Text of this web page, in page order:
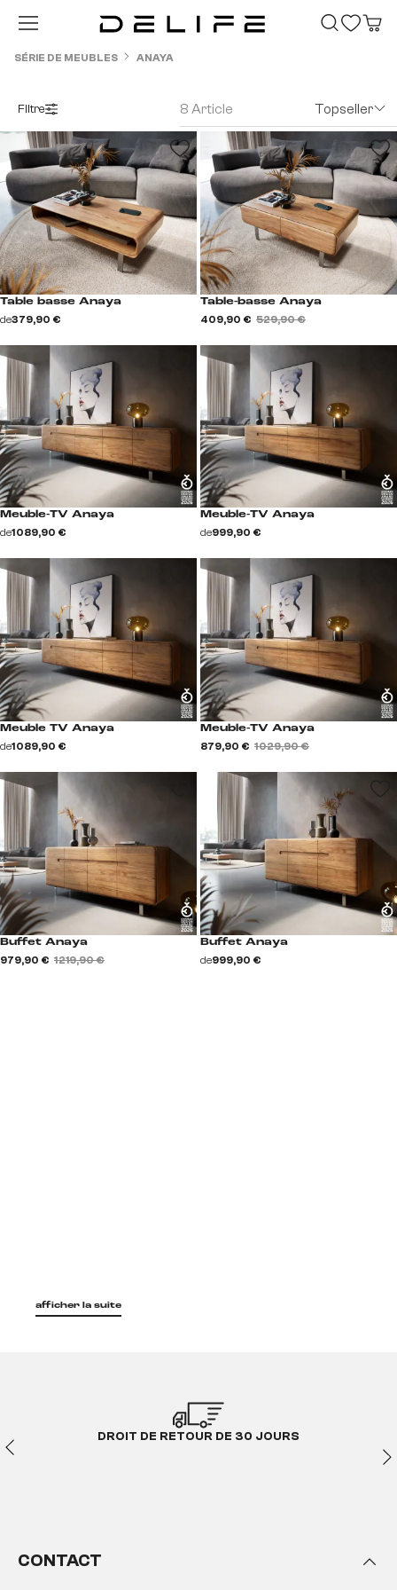
Passer au contenu principal
SÉRIE DE MEUBLES ANAYA
Filtre 8 Article Topseller
Table basse Anaya
de379,90 €
Table-basse Anaya
409,90 € 529,90 €
Meuble-TV Anaya
de1 089,90 €
Meuble-TV Anaya
de999,90 €
Meuble TV Anaya
de1 089,90 €
Meuble-TV Anaya
879,90 € 1 029,90 €
Buffet Anaya
979,90 € 1 219,90 €
Buffet Anaya
de999,90 €
afficher la suite
DROIT DE RETOUR DE 30 JOURS
CONTACT